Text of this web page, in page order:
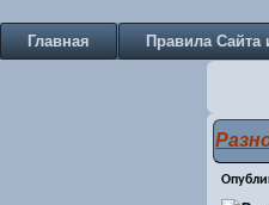
Главная Правила Сайта